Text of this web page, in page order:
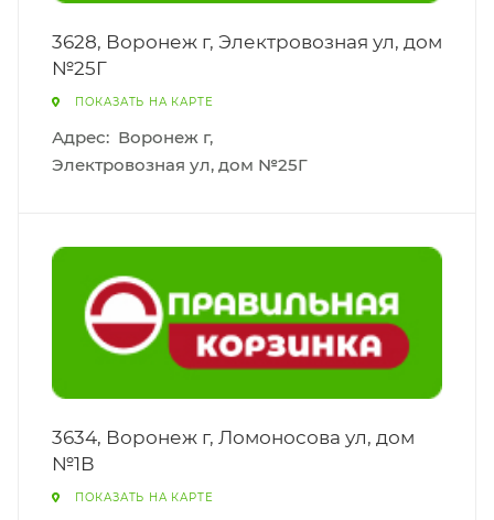
3628, Воронеж г, Электровозная ул, дом
№25Г
ПОКАЗАТЬ НА КАРТЕ
Адрес: Воронеж г,
Электровозная ул, дом №25Г
3634, Воронеж г, Ломоносова ул, дом
№1В
ПОКАЗАТЬ НА КАРТЕ